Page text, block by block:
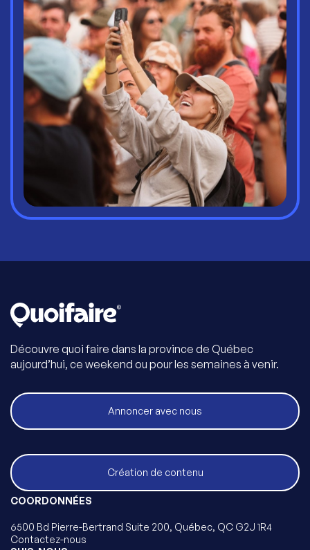
Découvre quoi faire dans la province de Québec
aujourd’hui, ce weekend ou pour les semaines à venir.
Annoncer avec nous
Création de contenu
COORDONNÉES
6500 Bd Pierre-Bertrand Suite 200, Québec, QC G2J 1R4
Contactez-nous